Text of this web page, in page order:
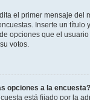
el primer mensaje del
Inserte un
opciones que el
votos.
opciones a la encuesta?
está fijado por la